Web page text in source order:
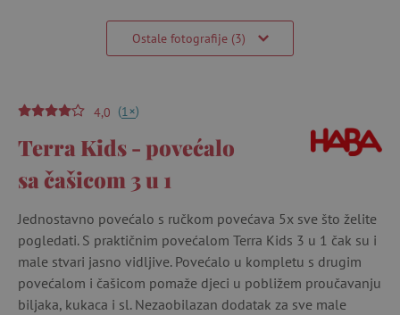
Ostale fotografije (3)
4,0 (1+)
Terra Kids - povećalo
sa čašicom 3 u 1
Jednostavno povećalo s ručkom povećava 5x sve što želite
pogledati. S praktičnim povećalom Terra Kids 3 u 1 čak su i
male stvari jasno vidljive. Povećalo u kompletu s drugim
povećalom i čašicom pomaže djeci u pobližem proučavanju
biljaka, kukaca i sl. Nezaobilazan dodatak za sve male